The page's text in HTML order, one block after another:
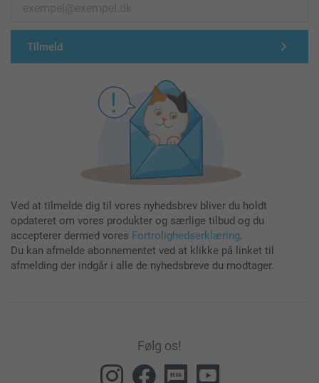
Tilmeld
Ved at tilmelde dig til vores nyhedsbrev bliver du holdt
opdateret om vores produkter og særlige tilbud og du
accepterer dermed vores Fortrolighedserklæring.
Du kan afmelde abonnementet ved at klikke på linket til
afmelding der indgår i alle de nyhedsbreve du modtager.
Følg os!